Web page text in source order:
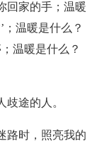
回家的手；温暖
；温暖是什么？
温暖是什么？
歧途的人。
路时，照亮我的